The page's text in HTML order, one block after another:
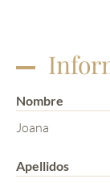
Nombre
Joana
Apellidos